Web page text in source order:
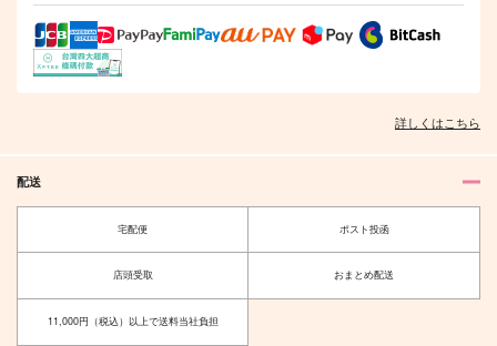
詳しくはこちら
配送
宅配便 ポスト投函
店頭受取 おまとめ配送
11,000円（税込）以上で送料当社負担